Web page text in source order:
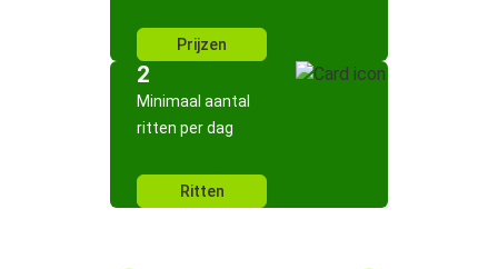
Prijzen
2
Minimaal aantal
ritten per dag
Ritten